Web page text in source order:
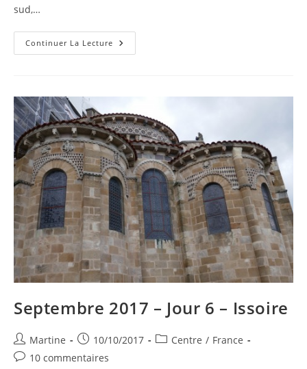
sud,…
Continuer La Lecture Septembre
2017
Montpeyroux
Septembre 2017 – Jour 6 – Issoire
Auteur/autrice
de
Martine
Publication
publiée :
10/10/2017
PostCentre / France
Commentaires
10 commentaires